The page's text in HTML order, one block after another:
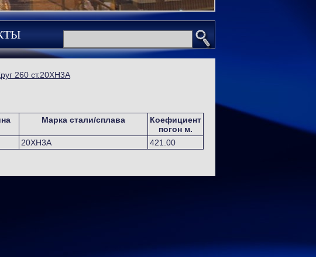
260 ст.20ХН3А
Марка стали/сплава
Коефициент
погон м.
20ХН3А 421.00